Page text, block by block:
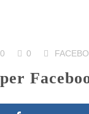
0 0
per